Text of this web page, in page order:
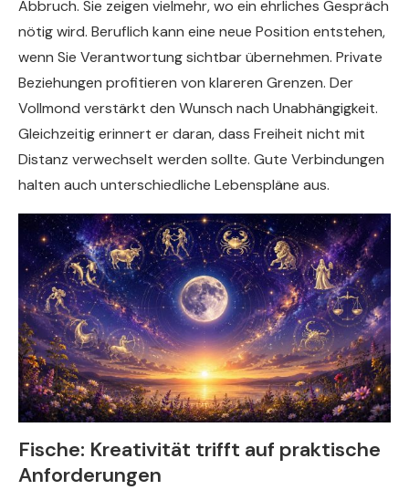
Abbruch. Sie zeigen vielmehr, wo ein ehrliches Gespräch
nötig wird. Beruflich kann eine neue Position entstehen,
wenn Sie Verantwortung sichtbar übernehmen. Private
Beziehungen profitieren von klareren Grenzen. Der
Vollmond verstärkt den Wunsch nach Unabhängigkeit.
Gleichzeitig erinnert er daran, dass Freiheit nicht mit
Distanz verwechselt werden sollte. Gute Verbindungen
halten auch unterschiedliche Lebenspläne aus.
Fische: Kreativität trifft auf praktische
Anforderungen